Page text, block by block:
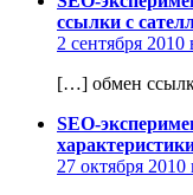
ссылки с
2 сентября 2010
[…] обмен
SEO-
27 октября 2010